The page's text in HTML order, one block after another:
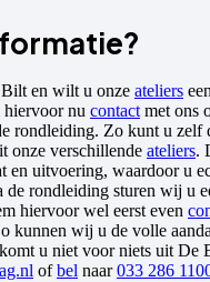
en wilt u onze ateliers
hiervoor nu contactmet ons
rondleiding. Zo kunt u zelf
onze verschillende ateliers.
en uitvoering, waardoor u
de rondleiding sturen wij u
hiervoor wel eerst even
kunnen wij u de volle
u niet voor niets uit De
ofbel naar033 286